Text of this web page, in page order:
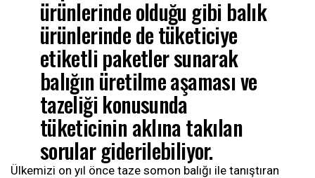
ürünlerinde olduğu gibi balık
ürünlerinde de tüketiciye
etiketli paketler sunarak
balığın üretilme aşaması ve
tazeliği konusunda
tüketicinin aklına takılan
sorular giderilebiliyor.
Ülkemizi on yıl önce taze somon balığı ile tanıştıran